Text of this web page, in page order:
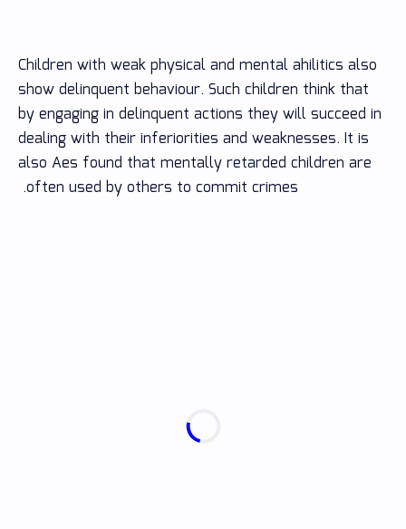
Children with weak physical and mental ahilitics also
show delinquent behaviour. Such children think that
by engaging in delinquent actions they will succeed in
dealing with their inferiorities and weaknesses. It is
also Aes found that mentally retarded children are
often used by others to commit crimes.